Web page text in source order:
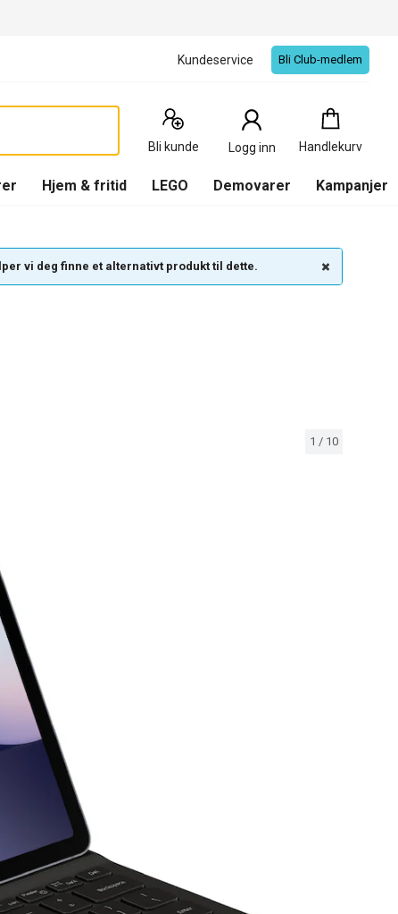
Kundeservice Bli Club-medlem
Bli kunde Logg inn Handlekurv
Handlekurv
0
Produkter
Hjem & fritid LEGO Demovarer Kampanjer
vi deg finne et alternativt produkt til dette.
1 / 10